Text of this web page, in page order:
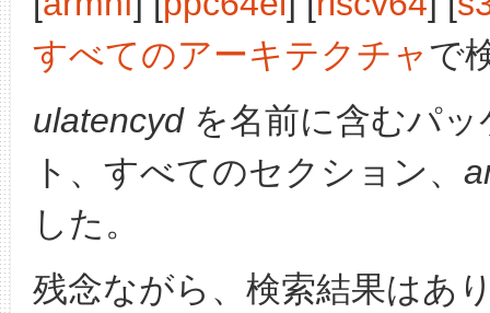
すべてのアーキテクチャで
ulatencydを名前に含むパッ
ト、すべてのセクション、
した。
残念ながら、検索結果はあ